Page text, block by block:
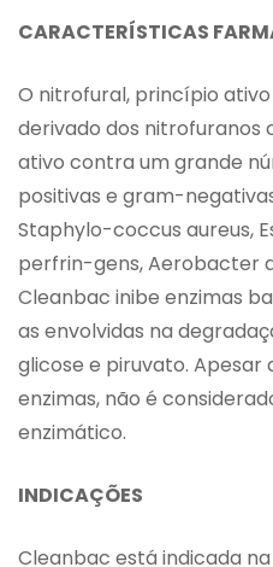
CARACTERÍSTICAS
O nitrofural, princípio
derivado dos nitrofuranos
ativo contra um grande
positivas e gram-
Staphylo-coccus aureus,
perfrin-gens, Aerobacter
Cleanbac inibe enzimas
as envolvidas na
glicose e piruvato. Apesar
enzimas, não é
enzimático.
INDICAÇÕES
Cleanbac está indicada